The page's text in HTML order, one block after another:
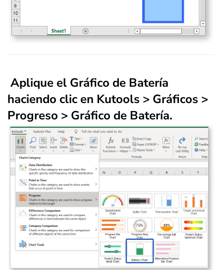
Aplique el Gráfico de Batería
haciendo clic en Kutools > Gráficos >
Progreso > Gráfico de Batería.